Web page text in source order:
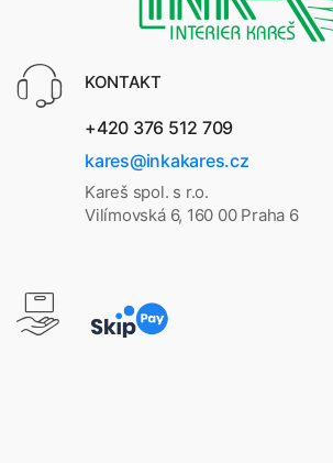
KONTAKT
+420 376 512 709
kares@inkakares.cz
Kareš spol. s r.o.
Vilímovská 6, 160 00 Praha 6